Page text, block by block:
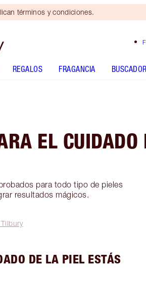
términos y condiciones.
REGALOS FRAGANCIA
EL CUIDADO
para todo tipo de pieles
resultados mágicos.
DE LA PIEL ESTÁS